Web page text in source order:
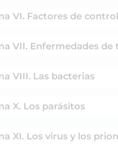
Tema VI. Factores
Tema VII.
Tema VIII. Las bacterias
Tema X. Los parásitos
Tema XI. Los virus y los